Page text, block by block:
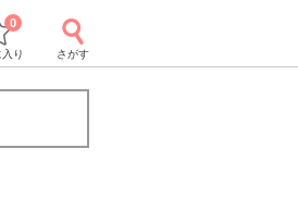
り
0
さがす